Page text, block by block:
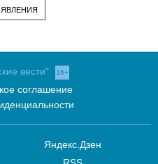
вести" 16+
соглашение
Яндекс.Дзен